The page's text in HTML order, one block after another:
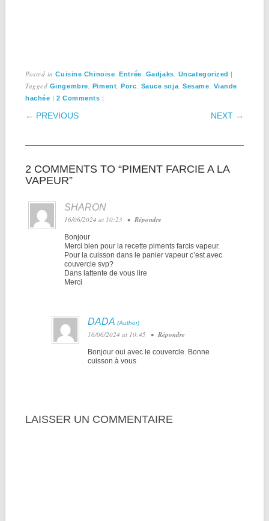
Posted inCuisine Chinoise,Entrée, Gadjaks, Uncategorized |
Tagged Gingembre, Piment,Porc, Sauce soja,Sesame, Viande
hachée | 2 Comments |
POST NAVIGATION
← PREVIOUS NEXT →
2 COMMENTS TO “PIMENT FARCIE A LA
VAPEUR”
SHARON
16/06/2024 at 10:23 • Répondre
Bonjour
Merci bien pour la recette piments farcis vapeur.
Pour la cuisson dans le panier vapeur c’est avec
couvercle svp?
Dans lattente de vous lire
Merci
DADA
16/06/2024 at 10:45 • Répondre
Bonjour oui avec le couvercle. Bonne
cuisson à vous
LAISSER UN COMMENTAIRE